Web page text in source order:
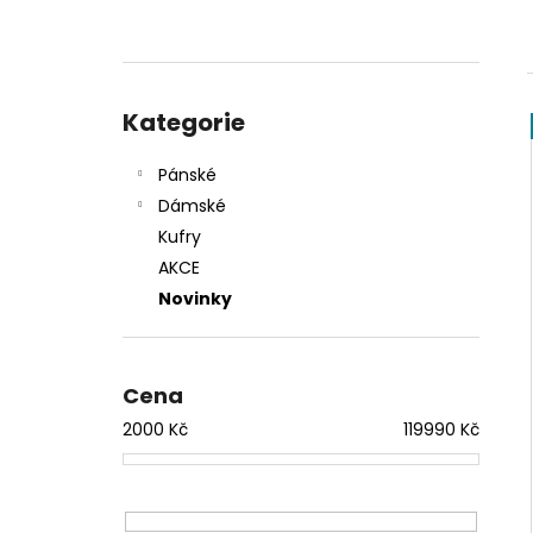
kategorie
Kategorie
Pánské
Dámské
Kufry
AKCE
Novinky
Cena
2000 Kč 119990 Kč